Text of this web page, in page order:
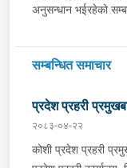
अनुसन्धान भईरहेको
सम्बन्धित समाचार
प्रदेश प्रहरी
भेटघाट तथा
२०८३-०४-२२
कोशी प्रदेश प्रहरी